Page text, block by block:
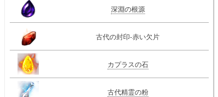
深淵の根源
古代の封印-赤い欠片
カプラスの石
古代精霊の粉